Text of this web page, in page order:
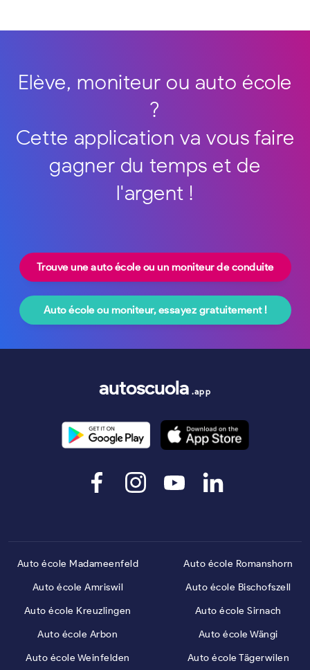
Elève, moniteur ou auto école
?
Cette application va vous faire
gagner du temps et de
l'argent !
Trouve une auto école ou un moniteur de conduite
Auto école ou moniteur, essayez gratuitement !
autoscuola .app
Auto école Madameenfeld
Auto école Amriswil
Auto école Kreuzlingen
Auto école Arbon
Auto école Weinfelden
Auto école Romanshorn
Auto école Bischofszell
Auto école Sirnach
Auto école Wängi
Auto école Tägerwilen